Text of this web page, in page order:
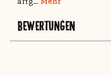
artg… Mehr
BEWERTUNGEN